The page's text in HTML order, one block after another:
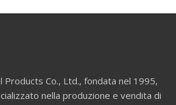
Products Co., Ltd., fondata nel 1995,
nella produzione e vendita di